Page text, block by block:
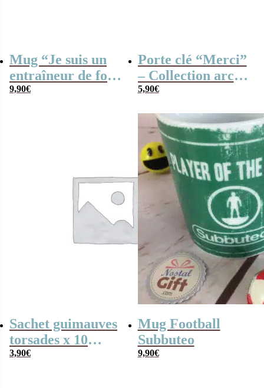
Mug “Je suis un
entraîneur de foot
qui déchire” –
9,90€
Porte clé “Merci”
– Collection arc-
en-ciel
5,90€
Sachet guimauves
torsades x 10
“Merci”-
3,90€
Mug Football
Subbuteo
9,90€